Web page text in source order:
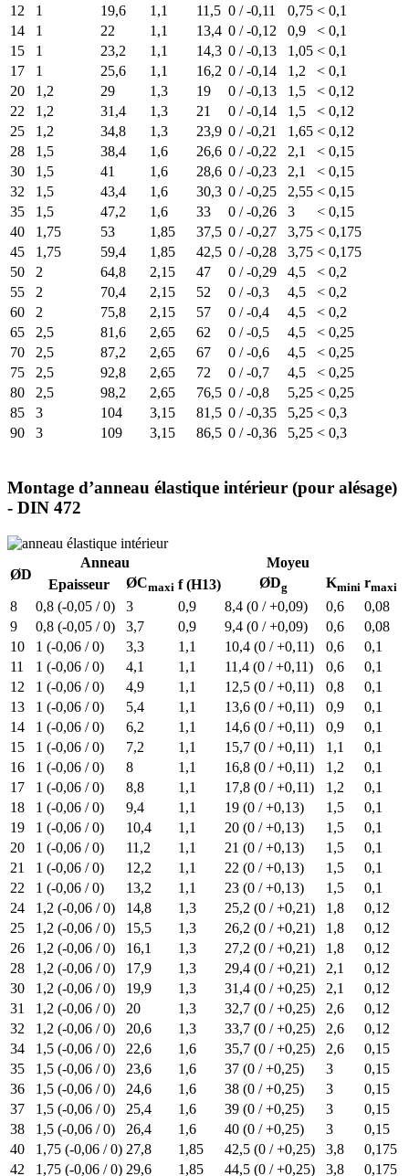
12
1 19,6 1,1 11,5 0 / -0,11 0,75 < 0,1
14
1 22 1,1 13,4 0 / -0,12 0,9
< 0,1
15
1 23,2 1,1 14,3 0 / -0,13 1,05 < 0,1
17
1 25,6 1,1 16,2 0 / -0,14 1,2
< 0,1
20
1,2 29 1,3 19 0 / -0,13 1,5
< 0,12
22
1,2 31,4 1,3 21 0 / -0,14 1,5
< 0,12
25
1,2 34,8 1,3 23,9 0 / -0,21 1,65 < 0,12
28
1,5 38,4 1,6 26,6 0 / -0,22 2,1
< 0,15
30
1,5 41 1,6 28,6 0 / -0,23 2,1
< 0,15
32
1,5 43,4 1,6 30,3 0 / -0,25 2,55 < 0,15
35
1,5 47,2 1,6 33 0 / -0,26 3
< 0,15
40
1,75 53 1,85 37,5 0 / -0,27 3,75 < 0,175
45
1,75 59,4 1,85 42,5 0 / -0,28 3,75 < 0,175
50
2 64,8 2,15 47 0 / -0,29 4,5
< 0,2
55
2 70,4 2,15 52 0 / -0,3 4,5
< 0,2
60
2 75,8 2,15 57 0 / -0,4 4,5
< 0,2
65
2,5 81,6 2,65 62 0 / -0,5 4,5
< 0,25
70
2,5 87,2 2,65 67 0 / -0,6 4,5
< 0,25
75
2,5 92,8 2,65 72 0 / -0,7 4,5
< 0,25
80
2,5 98,2 2,65 76,5 0 / -0,8 5,25 < 0,25
85
3 104 3,15 81,5 0 / -0,35 5,25 < 0,3
90
3 109 3,15 86,5 0 / -0,36 5,25 < 0,3
Montage d’anneau élastique intérieur (pour alésage)
- DIN 472
ØD
Anneau
Moyeu
Epaisseur
ØCmaxi f (H13) ØDg Kmini rmaxi
8 0,8 (-0,05 / 0) 3 0,9 8,4 (0 / +0,09) 0,6
0,08
9
0,8 (-0,05 / 0) 3,7 0,9 9,4 (0 / +0,09) 0,6
0,08
10
1 (-0,06 / 0) 3,3 1,1 10,4 (0 / +0,11) 0,6
0,1
11
1 (-0,06 / 0) 4,1 1,1 11,4 (0 / +0,11) 0,6
0,1
12
1 (-0,06 / 0) 4,9 1,1 12,5 (0 / +0,11) 0,8
0,1
13
1 (-0,06 / 0) 5,4 1,1 13,6 (0 / +0,11) 0,9
0,1
14
1 (-0,06 / 0) 6,2 1,1 14,6 (0 / +0,11) 0,9
0,1
15
1 (-0,06 / 0) 7,2 1,1 15,7 (0 / +0,11) 1,1
0,1
16
1 (-0,06 / 0) 8 1,1 16,8 (0 / +0,11) 1,2
0,1
17
1 (-0,06 / 0) 8,8 1,1 17,8 (0 / +0,11) 1,2
0,1
18
1 (-0,06 / 0) 9,4 1,1 19 (0 / +0,13) 1,5
0,1
19
1 (-0,06 / 0) 10,4 1,1 20 (0 / +0,13) 1,5
0,1
20
1 (-0,06 / 0) 11,2 1,1 21 (0 / +0,13) 1,5
0,1
21
1 (-0,06 / 0) 12,2 1,1 22 (0 / +0,13) 1,5
0,1
22
1 (-0,06 / 0) 13,2 1,1 23 (0 / +0,13) 1,5
0,1
24
1,2 (-0,06 / 0) 14,8 1,3 25,2 (0 / +0,21) 1,8
0,12
25
1,2 (-0,06 / 0) 15,5 1,3 26,2 (0 / +0,21) 1,8
0,12
26
1,2 (-0,06 / 0) 16,1 1,3 27,2 (0 / +0,21) 1,8
0,12
28
1,2 (-0,06 / 0) 17,9 1,3 29,4 (0 / +0,21) 2,1
0,12
30
1,2 (-0,06 / 0) 19,9 1,3 31,4 (0 / +0,25) 2,1
0,12
31
1,2 (-0,06 / 0) 20 1,3 32,7 (0 / +0,25) 2,6
0,12
32
1,2 (-0,06 / 0) 20,6 1,3 33,7 (0 / +0,25) 2,6
0,12
34
1,5 (-0,06 / 0) 22,6 1,6 35,7 (0 / +0,25) 2,6
0,15
35
1,5 (-0,06 / 0) 23,6 1,6 37 (0 / +0,25) 3
0,15
36
1,5 (-0,06 / 0) 24,6 1,6 38 (0 / +0,25) 3
0,15
37
1,5 (-0,06 / 0) 25,4 1,6 39 (0 / +0,25) 3
0,15
38
1,5 (-0,06 / 0) 26,4 1,6 40 (0 / +0,25) 3
0,15
40
1,75 (-0,06 / 0) 27,8 1,85 42,5 (0 / +0,25) 3,8
0,175
42
1,75 (-0,06 / 0) 29,6 1,85 44,5 (0 / +0,25) 3,8 0,175